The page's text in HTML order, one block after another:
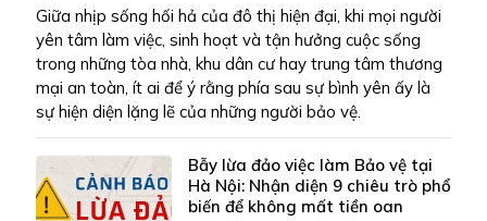
Giữa nhịp sống hối hả của đô thị hiện đại, khi mọi người
yên tâm làm việc, sinh hoạt và tận hưởng cuộc sống
trong những tòa nhà, khu dân cư hay trung tâm thương
mại an toàn, ít ai để ý rằng phía sau sự bình yên ấy là
sự hiện diện lặng lẽ của những người bảo vệ.
Bẫy lừa đảo việc làm Bảo vệ tại
Hà Nội: Nhận diện 9 chiêu trò phổ
biến để không mất tiền oan